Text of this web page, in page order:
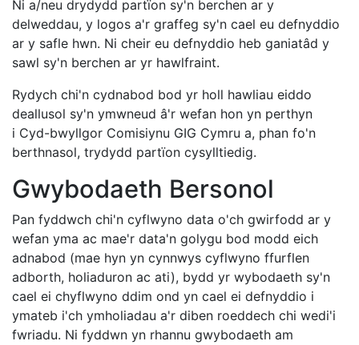
Ni a/neu drydydd partïon sy'n berchen ar y
delweddau, y logos a'r graffeg sy'n cael eu defnyddio
ar y safle hwn. Ni cheir eu defnyddio heb ganiatâd y
sawl sy'n berchen ar yr hawlfraint.
Rydych chi'n cydnabod bod yr holl hawliau eiddo
deallusol sy'n ymwneud â'r wefan hon yn perthyn
i Cyd-bwyllgor Comisiynu GIG Cymru a, phan fo'n
berthnasol, trydydd partïon cysylltiedig.
Gwybodaeth Bersonol
Pan fyddwch chi'n cyflwyno data o'ch gwirfodd ar y
wefan yma ac mae'r data'n golygu bod modd eich
adnabod (mae hyn yn cynnwys cyflwyno ffurflen
adborth, holiaduron ac ati), bydd yr wybodaeth sy'n
cael ei chyflwyno ddim ond yn cael ei defnyddio i
ymateb i'ch ymholiadau a'r diben roeddech chi wedi'i
fwriadu. Ni fyddwn yn rhannu gwybodaeth am